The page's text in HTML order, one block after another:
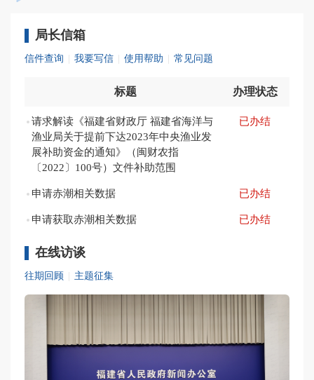
局长信箱
信件查询 | 我要写信 | 使用帮助 | 常见问题
标题 办理状态
请求解读《福建省财政厅 福建省海洋与
渔业局关于提前下达2023年中央渔业发
展补助资金的通知》（闽财农指
〔2022〕100号）文件补助范围
已办结
申请赤潮相关数据 已办结
申请获取赤潮相关数据 已办结
在线访谈
往期回顾 | 主题征集